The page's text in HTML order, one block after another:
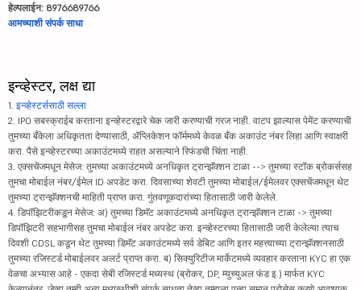
हेल्पलाईन: 8976689766
आमच्याशी संपर्क साधा
इन्व्हेस्टर, लक्ष द्या
1. इन्व्हेस्टर्ससाठी सल्ला
2. IPO सबस्क्राईब करताना इन्व्हेस्टरद्वारे चेक जारी करण्याची गरज नाही. वाटप झाल्यास पेमेंट करण्याची
तुमच्या बँकेला अधिकृतता देण्यासाठी, ॲप्लिकेशन फॉर्ममध्ये केवळ बँक अकाउंट नंबर लिहा आणि स्वाक्षरी
करा. पैसे इन्व्हेस्टरच्या अकाउंटमध्ये राहत असल्याने रिफंडची चिंता नाही.
3. एक्सचेंजमधून मेसेज: तुमच्या अकाउंटमध्ये अनधिकृत ट्रान्झॅक्शन टाळा --> तुमच्या स्टॉक ब्रोकर्ससह
तुमचा मोबाईल नंबर/ईमेल ID अपडेट करा. दिवसाच्या शेवटी तुमच्या मोबाईल/ईमेलवर एक्सचेंजमधून थेट
तुमच्या ट्रान्झॅक्शनची माहिती प्राप्त करा. गुंतवणूकदारांच्या हितासाठी जारी केलेले.
4. डिपॉझिटरीकडून मेसेज: अ) तुमच्या डिमॅट अकाउंटमध्ये अनधिकृत ट्रान्झॅक्शन टाळा -> तुमच्या
डिपॉझिटरी सहभागीसह तुमचा मोबाईल नंबर अपडेट करा. इन्व्हेस्टरच्या हितासाठी जारी केलेल्या त्याच
दिवशी CDSL कडून थेट तुमच्या डिमॅट अकाउंटमध्ये सर्व डेबिट आणि इतर महत्त्वाच्या ट्रान्झॅक्शनसाठी
तुमच्या रजिस्टर्ड मोबाईलवर अलर्ट प्राप्त करा. ब) सिक्युरिटीज मार्केटमध्ये व्यवहार करताना KYC हा एक
वेळचा अभ्यास आहे - एकदा सेबी रजिस्टर्ड मध्यस्थ (ब्रोकर, DP, म्युच्युअल फंड इ.) मार्फत KYC